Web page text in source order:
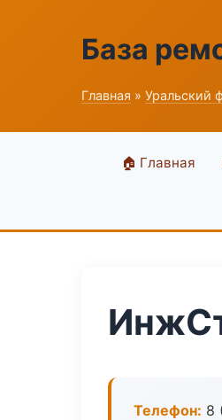
База
Главная » Уральский
🏠 Главная
Телефон: 8